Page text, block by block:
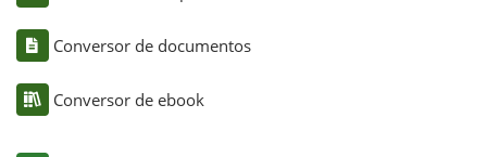
Conversor de documentos
Conversor de ebook